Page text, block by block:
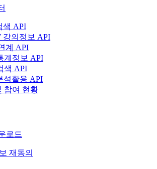
색 API
강의정보 API
계 API
계정보 API
색 API
석활용 API
참여 현황
로드
재동의